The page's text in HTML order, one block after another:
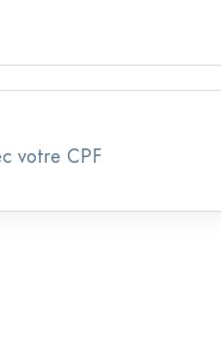
votre CPF